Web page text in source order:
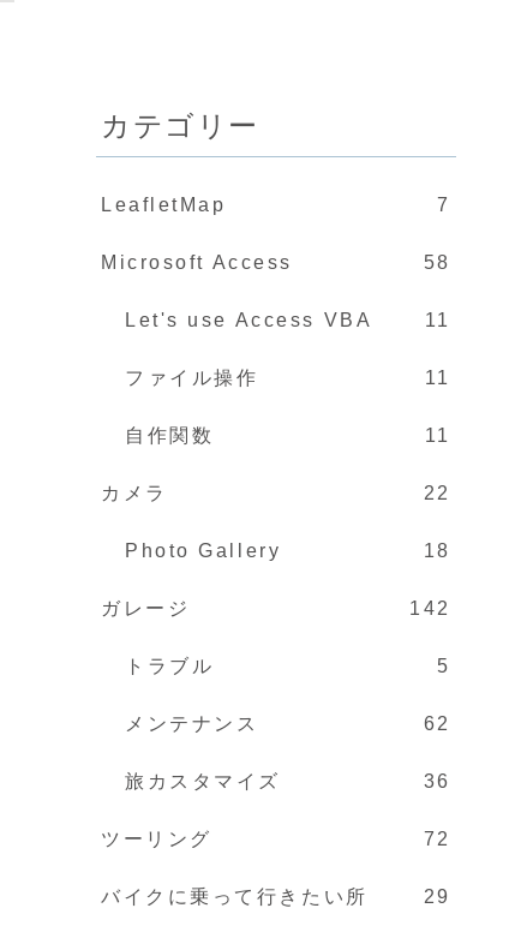
カテゴリー
LeafletMap 7
Microsoft Access 58
Let's use Access VBA 11
ファイル操作 11
自作関数 11
カメラ 22
Photo Gallery 18
ガレージ 142
トラブル 5
メンテナンス 62
旅カスタマイズ 36
ツーリング 72
バイクに乗って行きたい所 29